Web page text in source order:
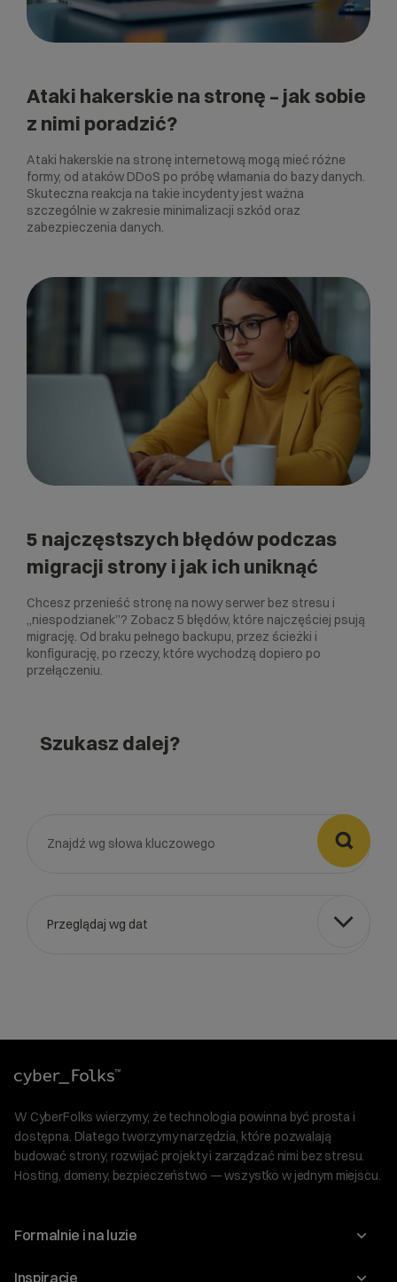
Ataki hakerskie na stronę – jak sobie
z nimi poradzić?
Ataki hakerskie na stronę internetową mogą mieć różne
formy, od ataków DDoS po próbę włamania do bazy danych.
Skuteczna reakcja na takie incydenty jest ważna
szczególnie w zakresie minimalizacji szkód oraz
zabezpieczenia danych.
5 najczęstszych błędów podczas
migracji strony i jak ich uniknąć
Chcesz przenieść stronę na nowy serwer bez stresu i
„niespodzianek”? Zobacz 5 błędów, które najczęściej psują
migrację. Od braku pełnego backupu, przez ścieżki i
konfigurację, po rzeczy, które wychodzą dopiero po
przełączeniu.
Szukasz dalej?

Przeglądaj wg dat
W CyberFolks wierzymy, że technologia powinna być prosta i
dostępna. Dlatego tworzymy narzędzia, które pozwalają
budować strony, rozwijać projekty i zarządzać nimi bez stresu.
Hosting, domeny, bezpieczeństwo — wszystko w jednym miejscu.
Formalnie i na luzie
O nas
Inspiracje